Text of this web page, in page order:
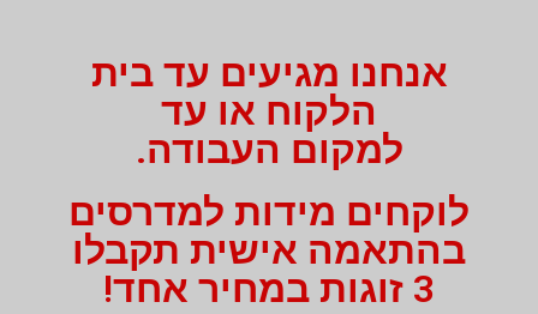
אנחנו מגיעים עד בית
הלקוח או עד
למקום העבודה.
לוקחים מידות למדרסים
בהתאמה אישית תקבלו
3 זוגות במחיר אחד!